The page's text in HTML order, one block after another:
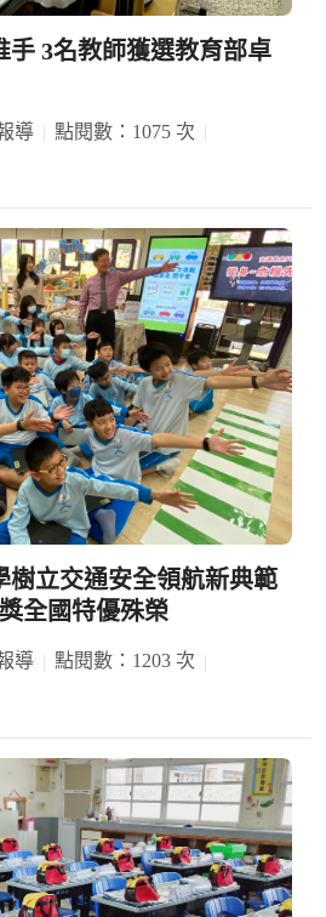
手 3名教師獲選教育部卓
導 點閱數：1075 次
樹立交通安全領航新典範
全國特優殊榮
導 點閱數：1203 次